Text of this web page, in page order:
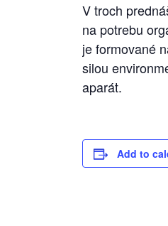
V troch
na potrebu
je formované
silou
aparát.
Add to